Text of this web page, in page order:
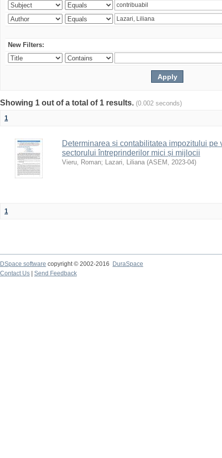
New Filters:
Showing 1 out of a total of 1 results. (0.002 seconds)
1
Determinarea și contabilitatea impozitului pe
sectorului întreprinderilor mici și mijlocii
Vieru, Roman; Lazari, Liliana (ASEM , 2023-04)
1
DSpace software copyright © 2002-2016
DuraSpace
Contact Us
Send Feedback